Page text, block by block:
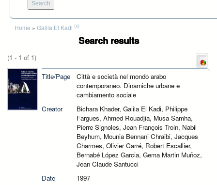
You are here
Home » Galila El Kadi (x)
Search results
(1 - 1 of 1)
Title/Page
Città e società nel mondo arabo
contemporaneo. Dinamiche urbane e
cambiamento sociale
Creator
Bichara Khader, Galila El Kadi, Philippe
Fargues, Ahmed Rouadjia, Musa Samha,
Pierre Signoles, Jean François Troin, Nabil
Beyhum, Mounia Bennani Chraibi, Jacques
Charmes, Olivier Carré, Robert Escallier,
Bernabé López Garcia, Gema Martin Muñoz,
Jean Claude Santucci
Date
1997